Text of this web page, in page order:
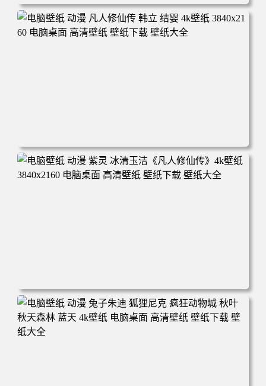
电脑壁纸 动漫角色 卡通场景 夏日休闲 夏日壁纸 治愈系 童
年回忆 荷塘荷叶 蜡笔小新 电脑桌面 高清壁纸 壁纸下载 壁
电脑壁纸 动漫 凡人修仙传 韩立 结婴 4k壁纸 3840x2160 电
脑桌面 高清壁纸 壁纸下载 壁纸大全
电脑壁纸 动漫 紫灵 冰清玉洁《凡人修仙传》4k壁纸 3840x2
160 电脑桌面 高清壁纸 壁纸下载 壁纸大全